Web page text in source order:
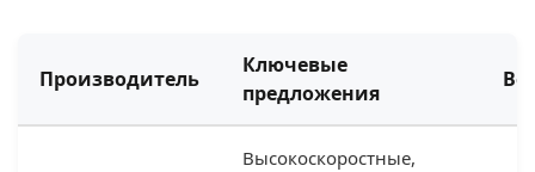
Производитель
Ключевые
предложения
Высокоскоростные,